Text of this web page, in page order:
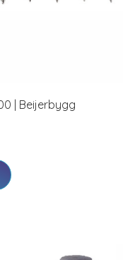
| Beijerbygg